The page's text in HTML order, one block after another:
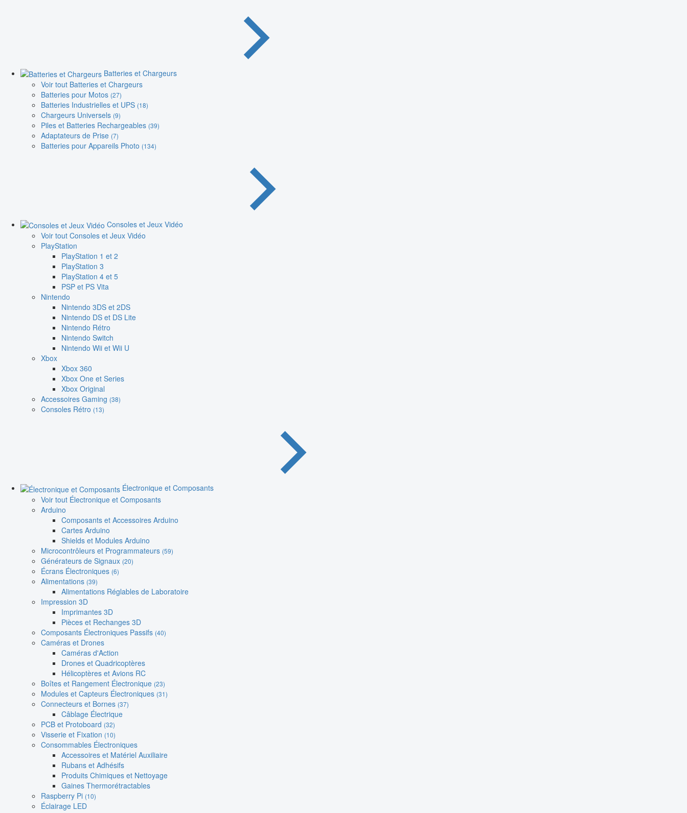
Batteries et Chargeurs
Voir tout Batteries et Chargeurs
Batteries pour Motos (27)
Batteries Industrielles et UPS (18)
Chargeurs Universels (9)
Piles et Batteries Rechargeables (39)
Adaptateurs de Prise (7)
Batteries pour Appareils Photo (134)
Consoles et Jeux Vidéo
Voir tout Consoles et Jeux Vidéo
PlayStation
PlayStation 1 et 2
PlayStation 3
PlayStation 4 et 5
PSP et PS Vita
Nintendo
Nintendo 3DS et 2DS
Nintendo DS et DS Lite
Nintendo Rétro
Nintendo Switch
Nintendo Wii et Wii U
Xbox
Xbox 360
Xbox One et Series
Xbox Original
Accessoires Gaming (38)
Consoles Rétro (13)
Électronique et Composants
Voir tout Électronique et Composants
Arduino
Composants et Accessoires Arduino
Cartes Arduino
Shields et Modules Arduino
Microcontrôleurs et Programmateurs (59)
Générateurs de Signaux (20)
Écrans Électroniques (6)
Alimentations (39)
Alimentations Réglables de Laboratoire
Impression 3D
Imprimantes 3D
Pièces et Rechanges 3D
Composants Électroniques Passifs (40)
Caméras et Drones
Caméras d'Action
Drones et Quadricoptères
Hélicoptères et Avions RC
Boîtes et Rangement Électronique (23)
Modules et Capteurs Électroniques (31)
Connecteurs et Bornes (37)
Câblage Électrique
PCB et Protoboard (32)
Visserie et Fixation (10)
Consommables Électroniques
Accessoires et Matériel Auxiliaire
Rubans et Adhésifs
Produits Chimiques et Nettoyage
Gaines Thermorétractables
Raspberry Pi (10)
Éclairage LED